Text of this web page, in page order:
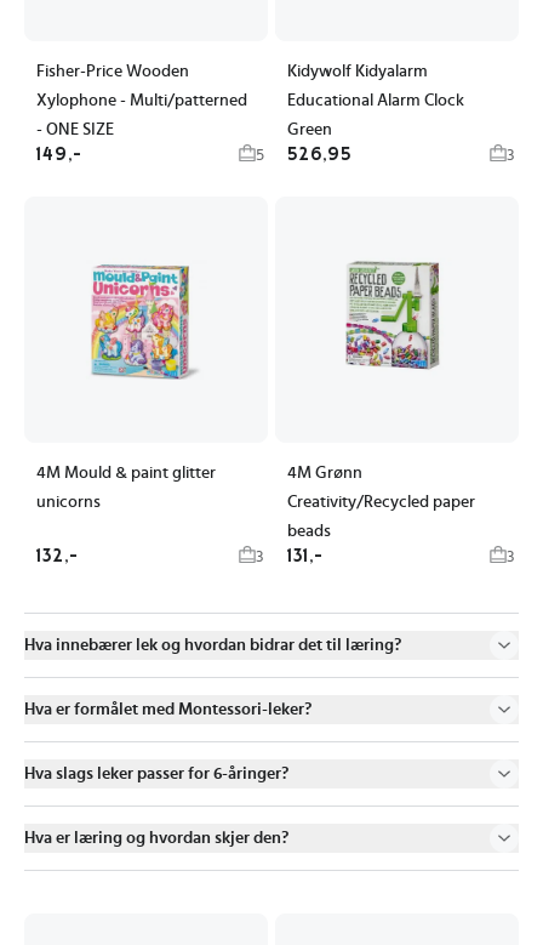
Fisher-Price Wooden
Xylophone - Multi/patterned
- ONE SIZE
149,- 5
Kidywolf Kidyalarm
Educational Alarm Clock
Green
526,95 3
4M Mould & paint glitter
unicorns
132,- 3
4M Grønn
Creativity/Recycled paper
beads
131,- 3
Hva innebærer lek og hvordan bidrar det til læring?
Hva er formålet med Montessori-leker?
Hva slags leker passer for 6-åringer?
Hva er læring og hvordan skjer den?